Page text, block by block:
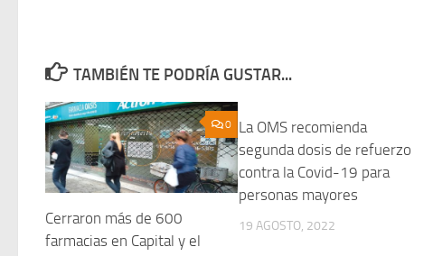
TAMBIÉN TE PODRÍA GUSTAR...
0
Cerraron más de 600
farmacias en Capital y el
La OMS recomienda
segunda dosis de refuerzo
contra la Covid-19 para
personas mayores
19 AGOSTO, 2022